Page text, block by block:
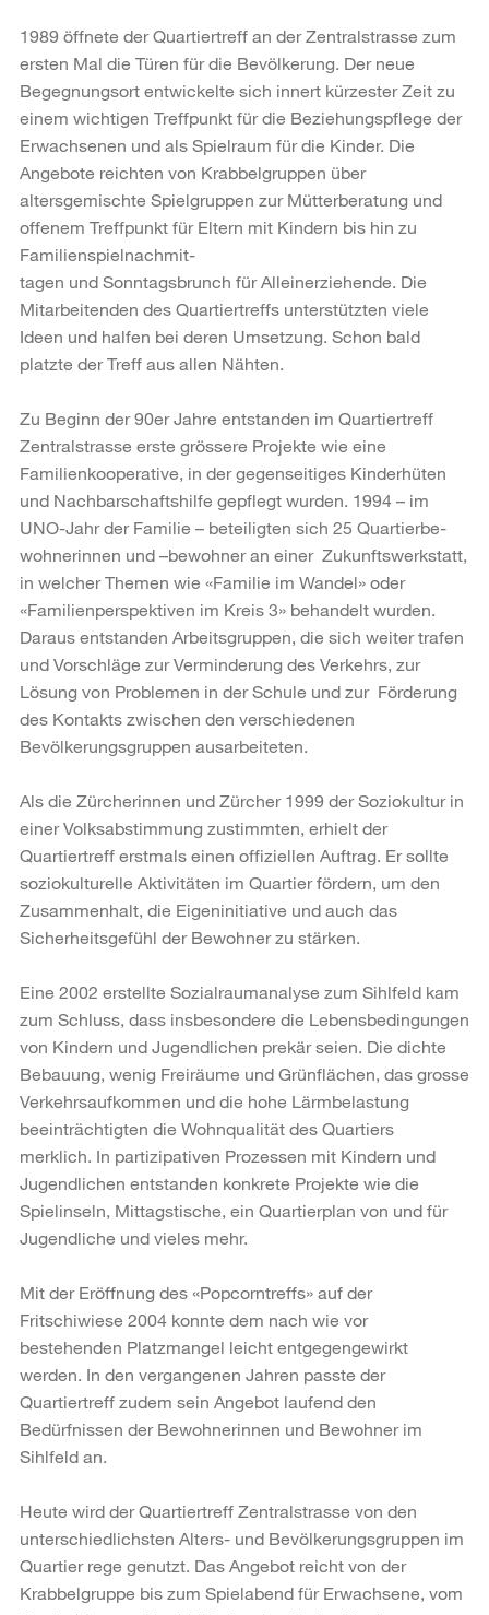
1989 öffnete der Quartiertreff an der Zentralstrasse zum
ersten Mal die Türen für die Bevölkerung. Der neue
Begegnungsort entwickelte sich innert kürzester Zeit zu
einem wichtigen Treffpunkt für die Beziehungspflege der
Erwachsenen und als Spielraum für die Kinder. Die
Angebote reichten von Krabbelgruppen über
altersgemischte Spielgruppen zur Mütterberatung und
offenem Treffpunkt für Eltern mit Kindern bis hin zu
Familienspielnachmit-
tagen und Sonntagsbrunch für Alleinerziehende. Die
Mitarbeitenden des Quartiertreffs unterstützten viele
Ideen und halfen bei deren Umsetzung. Schon bald
platzte der Treff aus allen Nähten.
Zu Beginn der 90er Jahre entstanden im Quartiertreff
Zentralstrasse erste grössere Projekte wie eine
Familienkooperative, in der gegenseitiges Kinderhüten
und Nachbarschaftshilfe gepflegt wurden. 1994 – im
UNO-Jahr der Familie – beteiligten sich 25 Quartierbe-
wohnerinnen und –bewohner an einer Zukunftswerkstatt,
in welcher Themen wie «Familie im Wandel» oder
«Familienperspektiven im Kreis 3» behandelt wurden.
Daraus entstanden Arbeitsgruppen, die sich weiter trafen
und Vorschläge zur Verminderung des Verkehrs, zur
Lösung von Problemen in der Schule und zur Förderung
des Kontakts zwischen den verschiedenen
Bevölkerungsgruppen ausarbeiteten.
Als die Zürcherinnen und Zürcher 1999 der Soziokultur in
einer Volksabstimmung zustimmten, erhielt der
Quartiertreff erstmals einen offiziellen Auftrag. Er sollte
soziokulturelle Aktivitäten im Quartier fördern, um den
Zusammenhalt, die Eigeninitiative und auch das
Sicherheitsgefühl der Bewohner zu stärken.
Eine 2002 erstellte Sozialraumanalyse zum Sihlfeld kam
zum Schluss, dass insbesondere die Lebensbedingungen
von Kindern und Jugendlichen prekär seien. Die dichte
Bebauung, wenig Freiräume und Grünflächen, das grosse
Verkehrsaufkommen und die hohe Lärmbelastung
beeinträchtigten die Wohnqualität des Quartiers
merklich. In partizipativen Prozessen mit Kindern und
Jugendlichen entstanden konkrete Projekte wie die
Spielinseln, Mittagstische, ein Quartierplan von und für
Jugendliche und vieles mehr.
Mit der Eröffnung des «Popcorntreffs» auf der
Fritschiwiese 2004 konnte dem nach wie vor
bestehenden Platzmangel leicht entgegengewirkt
werden. In den vergangenen Jahren passte der
Quartiertreff zudem sein Angebot laufend den
Bedürfnissen der Bewohnerinnen und Bewohner im
Sihlfeld an.
Heute wird der Quartiertreff Zentralstrasse von den
unterschiedlichsten Alters- und Bevölkerungsgruppen im
Quartier rege genutzt. Das Angebot reicht von der
Krabbelgruppe bis zum Spielabend für Erwachsene, vom